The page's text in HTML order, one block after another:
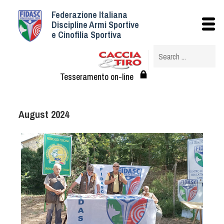
Federazione Italiana
Discipline Armi Sportive
e Cinofilia Sportiva
Tesseramento on-line
August 2024
Istituzionale
Struttura
Albo Veterinari federali
Circolari
Federazione Trasparente
Assicurazione
Convenzioni
Società
Tesserati